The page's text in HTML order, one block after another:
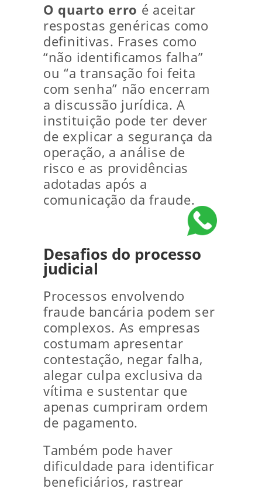
O quarto erro é aceitar
respostas genéricas como
definitivas. Frases como
“não identificamos falha”
ou “a transação foi feita
com senha” não encerram
a discussão jurídica. A
instituição pode ter dever
de explicar a segurança da
operação, a análise de
risco e as providências
adotadas após a
comunicação da fraude.
Desafios do processo
judicial
Processos envolvendo
fraude bancária podem ser
complexos. As empresas
costumam apresentar
contestação, negar falha,
alegar culpa exclusiva da
vítima e sustentar que
apenas cumpriram ordem
de pagamento.
Também pode haver
dificuldade para identificar
beneficiários, rastrear